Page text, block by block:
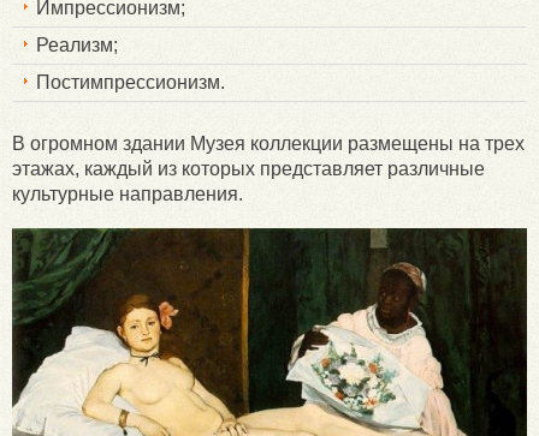
Импрессионизм;
Реализм;
Постимпрессионизм.
В огромном здании Музея коллекции размещены на трех
этажах, каждый из которых представляет различные
культурные направления.